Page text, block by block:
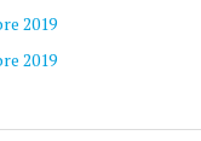
2019
2019